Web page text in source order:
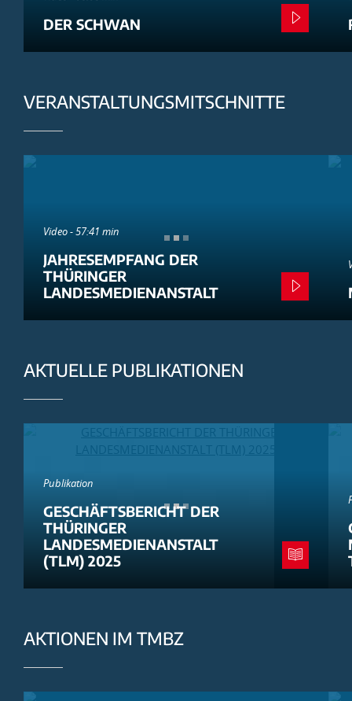
DER SCHWAN
VERANSTALTUNGSMITSCHNITTE
Video - 57:41 min
JAHRESEMPFANG DER
THÜRINGER
LANDESMEDIENANSTALT
AKTUELLE PUBLIKATIONEN
Publikation
GESCHÄFTSBERICHT DER
THÜRINGER
LANDESMEDIENANSTALT
(TLM) 2025
AKTIONEN IM TMBZ